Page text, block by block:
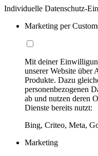
Individuelle Datenschutz-
Marketing per
Mit deiner
unserer Website über
Produkte. Dazu
personenbezogenen
ab und nutzen deren
Dienste bereits nutzt:
Bing, Criteo, Meta,
Marketing